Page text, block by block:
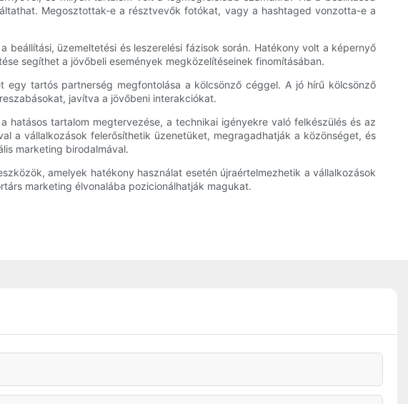
Megosztottak-e a résztvevők fotókat, vagy a hashtaged vonzotta-e a
üzemeltetési és leszerelési fázisok során. Hatékony volt a képernyő
segíthet a jövőbeli események megközelítéseinek finomításában.
tartós partnerség megfontolása a kölcsönző céggel. A jó hírű kölcsönző
javítva a jövőbeni interakciókat.
tartalom megtervezése, a technikai igényekre való felkészülés és az
a vállalkozások felerősíthetik üzenetüket, megragadhatják a közönséget, és
marketing birodalmával.
amelyek hatékony használat esetén újraértelmezhetik a vállalkozások
marketing élvonalába pozicionálhatják magukat.